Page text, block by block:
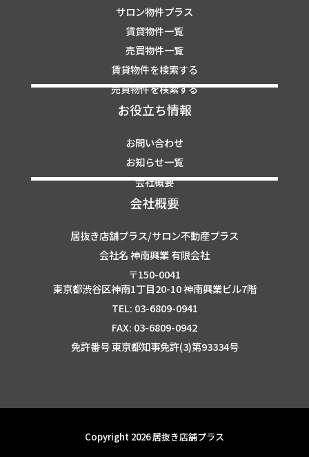
サロン物件プラス
賃貸物件一覧
売買物件一覧
賃貸物件を検索する
売買物件を検索する
お役立ち情報
お問い合わせ
お知らせ一覧
会社概要
会社概要
居抜き店舗プラス/サロン不動産プラス
会社名 神南興業 有限会社
〒150-0041
東京都渋谷区神南1丁目20-10 神南興業ビル7階
TEL: 03-6809-0941
FAX: 03-6809-0942
免許番号 東京都知事免許(3)第93334号
Copyright 2026 居抜き店舗プラス